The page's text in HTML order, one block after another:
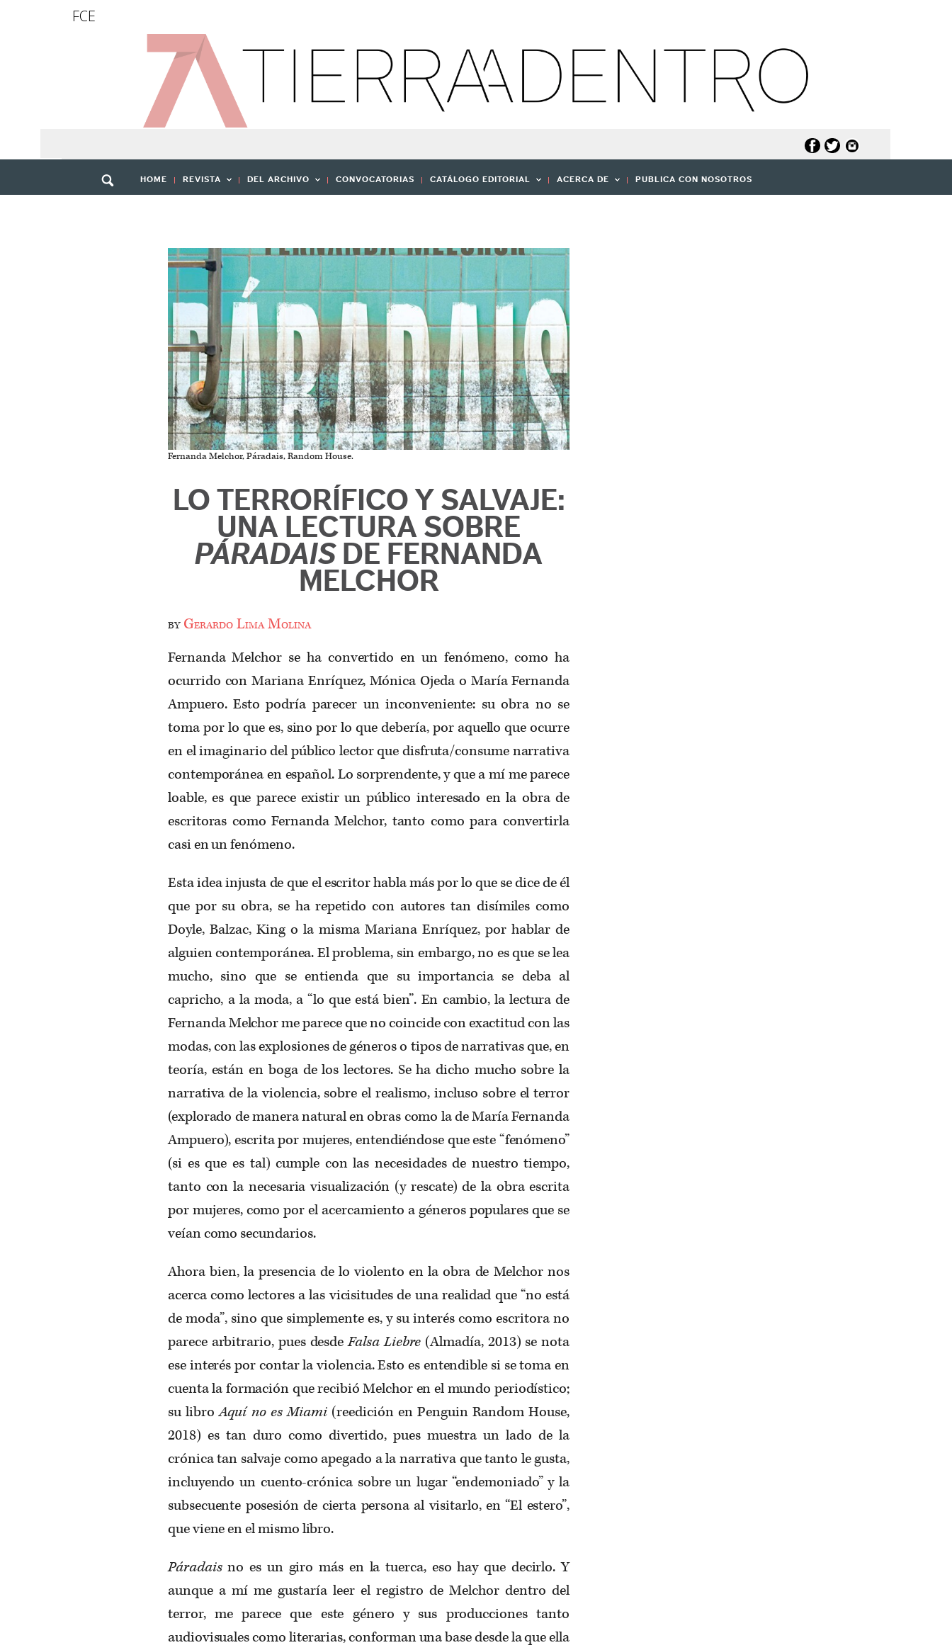
FCE
HOME REVISTA DEL ARCHIVO CONVOCATORIAS CATÁLOGO EDITORIAL ACERCA DE PUBLICA CON NOSOTROS
Fernanda Melchor, Páradais, Random House.
LO TERRORÍFICO Y SALVAJE:
UNA LECTURA SOBRE
PÁRADAISDE FERNANDA
MELCHOR
byGerardo Lima Molina
Fernanda Melchor se ha convertido en un fenómeno, como ha
ocurrido con Mariana Enríquez, Mónica Ojeda o María Fernanda
Ampuero. Esto podría parecer un inconveniente: su obra no se
toma por lo que es, sino por lo que debería, por aquello que ocurre
en el imaginario del público lector que disfruta/consume narrativa
contemporánea en español. Lo sorprendente, y que a mí me parece
loable, es que parece existir un público interesado en la obra de
escritoras como Fernanda Melchor, tanto como para convertirla
casi en un fenómeno.
Esta idea injusta de que el escritor habla más por lo que se dice de él
que por su obra, se ha repetido con autores tan disímiles como
Doyle, Balzac, King o la misma Mariana Enríquez, por hablar de
alguien contemporánea. El problema, sin embargo, no es que se lea
mucho, sino que se entienda que su importancia se deba al
capricho, a la moda, a “lo que está bien”. En cambio, la lectura de
Fernanda Melchor me parece que no coincide con exactitud con las
modas, con las explosiones de géneros o tipos de narrativas que, en
teoría, están en boga de los lectores. Se ha dicho mucho sobre la
narrativa de la violencia, sobre el realismo, incluso sobre el terror
(explorado de manera natural en obras como la de María Fernanda
Ampuero), escrita por mujeres, entendiéndose que este “fenómeno”
(si es que es tal) cumple con las necesidades de nuestro tiempo,
tanto con la necesaria visualización (y rescate) de la obra escrita
por mujeres, como por el acercamiento a géneros populares que se
veían como secundarios.
Ahora bien, la presencia de lo violento en la obra de Melchor nos
acerca como lectores a las vicisitudes de una realidad que “no está
de moda”, sino que simplemente es, y su interés como escritora no
parece arbitrario, pues desdeFalsa Liebre (Almadía, 2013) se nota
ese interés por contar la violencia. Esto es entendible si se toma en
cuenta la formación que recibió Melchor en el mundo periodístico;
su libroAquí no es Miami (reedición en Penguin Random House,
2018) es tan duro como divertido, pues muestra un lado de la
crónica tan salvaje como apegado a la narrativa que tanto le gusta,
incluyendo un cuento-crónica sobre un lugar “endemoniado” y la
subsecuente posesión de cierta persona al visitarlo, en “El estero”,
que viene en el mismo libro.
Páradaisno es un giro más en la tuerca, eso hay que decirlo. Y
aunque a mí me gustaría leer el registro de Melchor dentro del
terror, me parece que este género y sus producciones tanto
audiovisuales como literarias, conforman una base desde la que ella